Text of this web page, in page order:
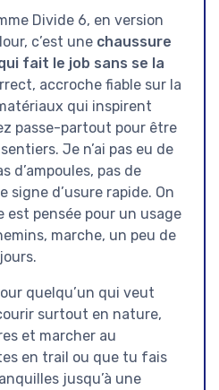
Divide 6, en version
c’est une chaussure
fait le job sans se la
accroche fiable sur la
qui inspirent
passe-partout pour être
Je n’ai pas eu de
d’ampoules, pas de
signe d’usure rapide. On
est pensée pour un usage
marche, un peu de
quelqu’un qui veut
surtout en nature,
et marcher au
en trail ou que tu fais
jusqu’à une